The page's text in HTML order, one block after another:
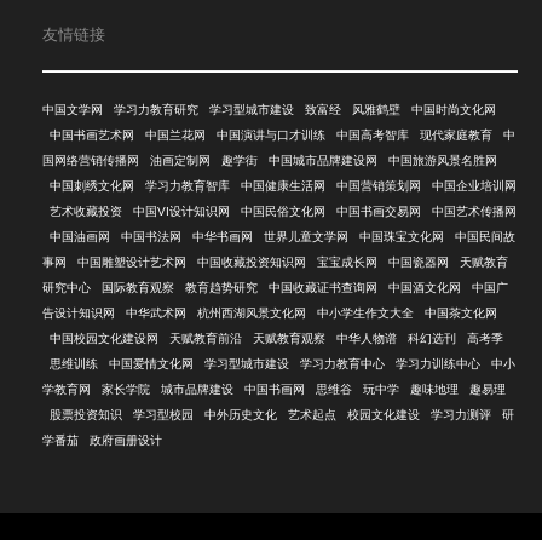
友情链接
中国文学网 学习力教育研究 学习型城市建设 致富经 风雅鹤壁
中国时尚文化网
中国书画艺术网
中国兰花网 中国演讲与口才训练 中国高考智库 现代家庭教育
中
国网络营销传播网
油画定制网 趣学街 中国城市品牌建设网
中国旅游风景名胜网
中国刺绣文化网
学习力教育智库 中国健康生活网 中国营销策划网
中国企业培训网
艺术收藏投资
中国VI设计知识网 中国民俗文化网 中国书画交易网
中国艺术传播网
中国油画网
中国书法网 中华书画网 世界儿童文学网 中国珠宝文化网
中国民间故
事网
中国雕塑设计艺术网 中国收藏投资知识网 宝宝成长网 中国瓷器网
天赋教育
研究中心
国际教育观察 教育趋势研究 中国收藏证书查询网 中国酒文化网
中国广
告设计知识网
中华武术网 杭州西湖风景文化网 中小学生作文大全
中国茶文化网
中国校园文化建设网
天赋教育前沿 天赋教育观察 中华人物谱 科幻选刊
高考季
思维训练
中国爱情文化网 学习型城市建设 学习力教育中心 学习力训练中心
中小
学教育网
家长学院 城市品牌建设 中国书画网 思维谷 玩中学 趣味地理
趣易理
股票投资知识
学习型校园 中外历史文化 艺术起点 校园文化建设 学习力测评
研
学番茄
政府画册设计